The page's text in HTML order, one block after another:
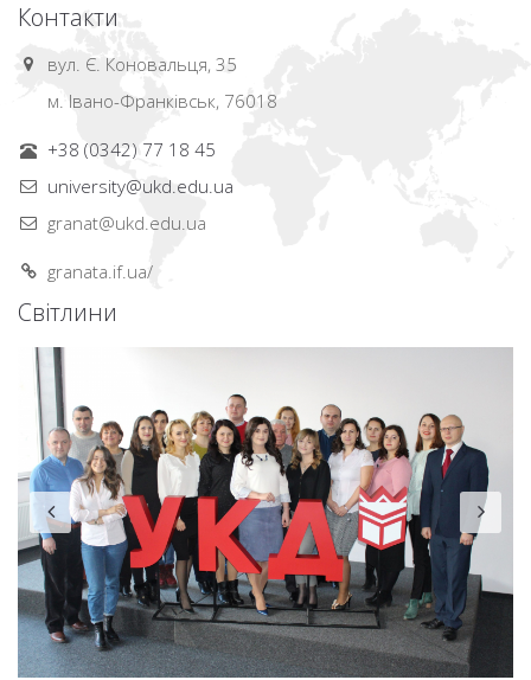
Контакти
вул. Є. Коновальця, 35
м. Івано-Франківськ, 76018
+38 (0342) 77 18 45
university@ukd.edu.ua
granat@ukd.edu.ua
granata.if.ua/
Світлини